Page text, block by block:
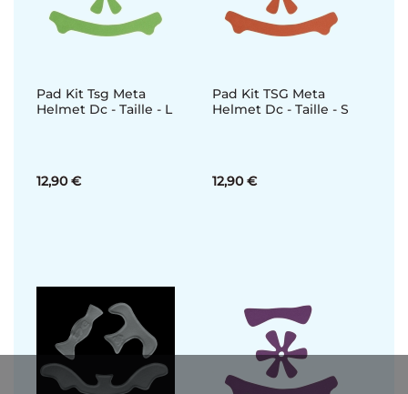
Pad Kit Tsg Meta
Helmet Dc - Taille - L
12,90 €
Pad Kit TSG Meta
Helmet Dc - Taille - S
12,90 €